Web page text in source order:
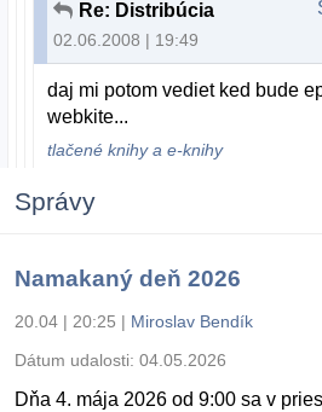
Re: Distribúcia
02.06.2008 | 19:49
daj mi potom vediet ked bude
webkite...
tlačené knihy a e-knihy
Správy
Namakaný deň 2026
20.04 | 20:25 | Miroslav Bendík
Dátum udalosti: 04.05.2026
Dňa 4. mája 2026 od 9:00 sa v